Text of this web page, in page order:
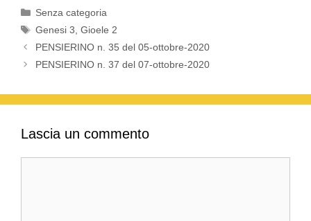
Categorie
Senza categoria
Tag
Genesi 3,Gioele 2
PENSIERINO n. 35 del 05-ottobre-2020
PENSIERINO n. 37 del 07-ottobre-2020
Lascia un commento